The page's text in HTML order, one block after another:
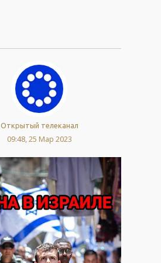
Открытый телеканал
09:48, 25 Мар 2023